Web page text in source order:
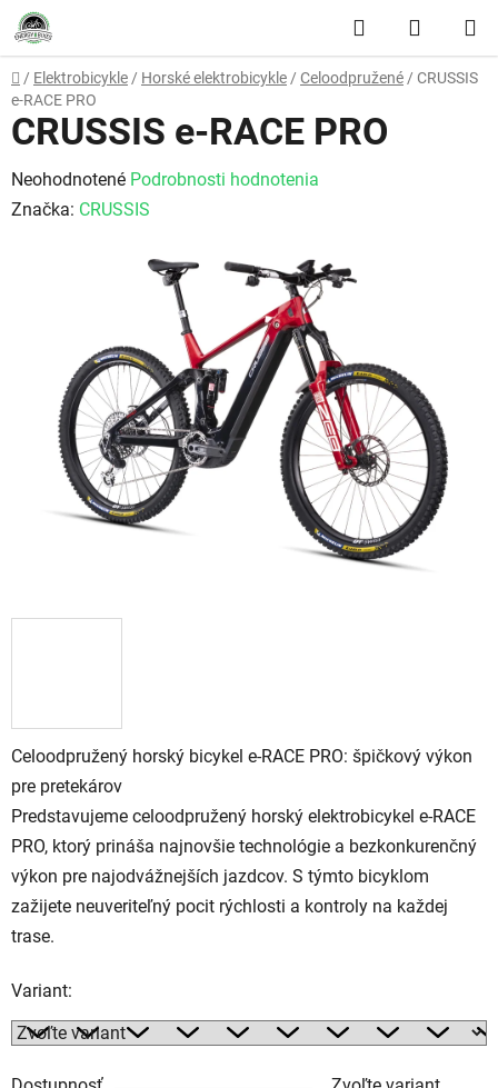
Prejsť na obsah Hľadať
Domov
/ Elektrobicykle / Horské elektrobicykle / Celoodpružené / CRUSSIS
e-RACE PRO
Celoodpružený horský bicykel e-RACE PRO: špičkový výkon
pre pretekárov
Predstavujeme celoodpružený horský elektrobicykel e-RACE
PRO, ktorý prináša najnovšie technológie a bezkonkurenčný
výkon pre najodvážnejších jazdcov. S týmto bicyklom
zažijete neuveriteľný pocit rýchlosti a kontroly na každej
trase.
Variant:
CRUSSIS e-RACE PRO
Priemerné hodnotenie produktu je 0,0 z 5 hviezdičiek.
Neohodnotené Podrobnosti hodnotenia
Značka: CRUSSIS